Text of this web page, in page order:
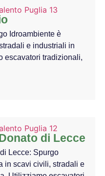
Idroambiente è
e industriali in
escavatori tradizionali,
di Lecce
Lecce: Spurgo
in scavi civili, stradali e